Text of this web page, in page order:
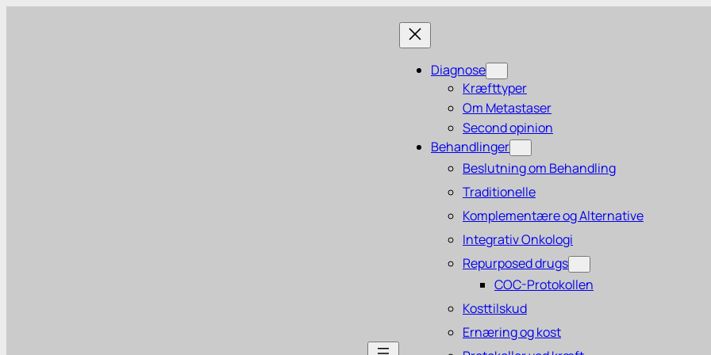
Diagnose
Kræfttyper
Om Metastaser
Second opinion
Behandlinger
Beslutning om Behandling
Traditionelle
Komplementære og Alternative
Integrativ Onkologi
Repurposed drugs
COC-Protokollen
Kosttilskud
Ernæring og kost